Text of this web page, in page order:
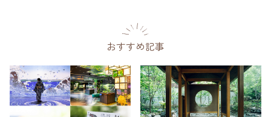
おすすめ記事